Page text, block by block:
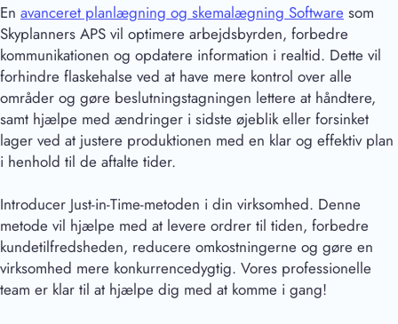
En avanceret planlægning og skemalægning Software som
Skyplanners APS vil optimere arbejdsbyrden, forbedre
kommunikationen og opdatere information i realtid. Dette vil
forhindre flaskehalse ved at have mere kontrol over alle
områder og gøre beslutningstagningen lettere at håndtere,
samt hjælpe med ændringer i sidste øjeblik eller forsinket
lager ved at justere produktionen med en klar og effektiv plan
i henhold til de aftalte tider.
Introducer Just-in-Time-metoden i din virksomhed. Denne
metode vil hjælpe med at levere ordrer til tiden, forbedre
kundetilfredsheden, reducere omkostningerne og gøre en
virksomhed mere konkurrencedygtig. Vores professionelle
team er klar til at hjælpe dig med at komme i gang!